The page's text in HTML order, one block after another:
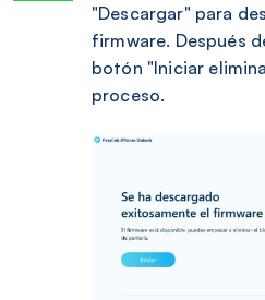
"Descargar" para
firmware. Después
botón "Iniciar
proceso.